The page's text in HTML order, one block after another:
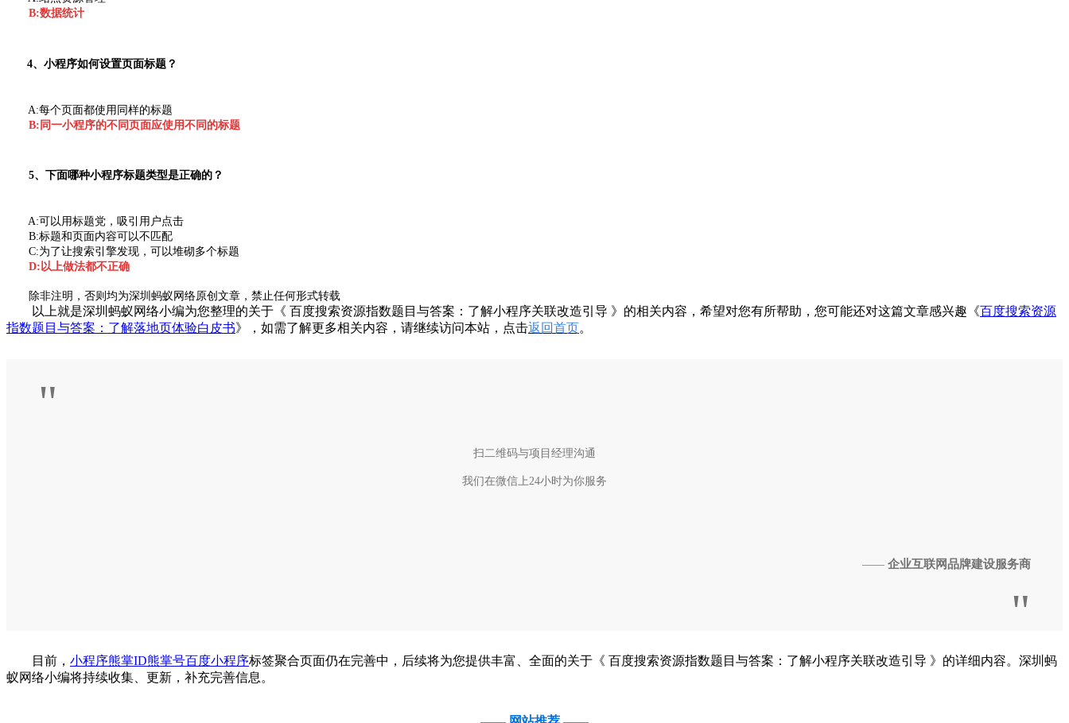
B:数据统计
4、小程序如何设置页面标题？
A:每个页面都使用同样的标题
B:同一小程序的不同页面应使用不同的标题
5、下面哪种小程序标题类型是正确的？
A:可以用标题党，吸引用户点击
B:标题和页面内容可以不匹配
C:为了让搜索引擎发现，可以堆砌多个标题
D:以上做法都不正确
除非注明，否则均为深圳蚂蚁网络原创文章，禁止任何形式转载
以上就是深圳蚂蚁网络小编为您整理的关于《 百度搜索资源指数题目与答案：了解小程序关联改造引导 》的相关内容，希望对您有所帮助，您可能还对这篇文章感兴趣《百度搜索资源
指数题目与答案：了解落地页体验白皮书》，如需了解更多相关内容，请继续访问本站，点击返回首页。
"
扫二维码与项目经理沟通
我们在微信上24小时为你服务
—— 企业互联网品牌建设服务商
"
目前， 小程序熊掌ID熊掌号百度小程序标签聚合页面仍在完善中，后续将为您提供丰富、全面的关于《 百度搜索资源指数题目与答案：了解小程序关联改造引导 》的详细内容。深圳蚂
蚁网络小编将持续收集、更新，补充完善信息。